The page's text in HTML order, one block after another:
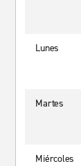
Lunes
Martes
Miércoles